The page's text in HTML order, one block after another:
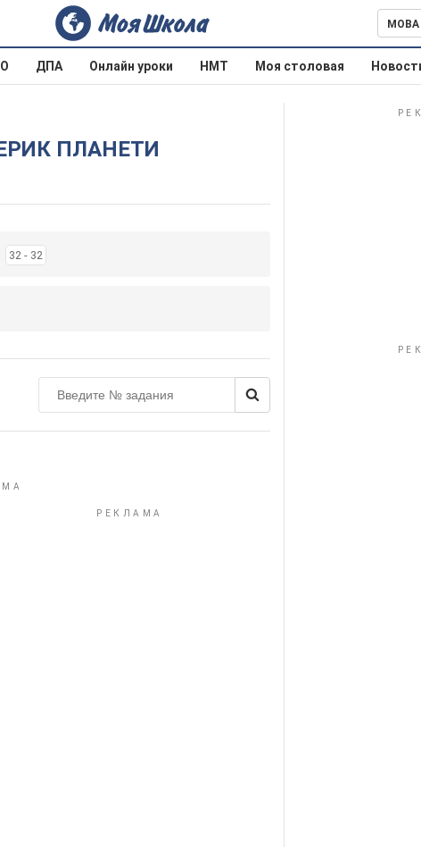
МОВА
ДПА Онлайн уроки НМТ Моя столовая
ПЛАНЕТИ
32 - 32